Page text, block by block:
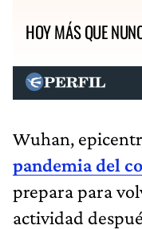
HOY MÁS QUE
Wuhan,
pandemia del
prepara para
actividad